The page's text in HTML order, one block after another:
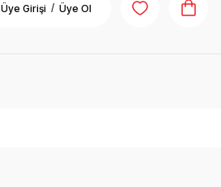
Üye Girişi / Üye Ol